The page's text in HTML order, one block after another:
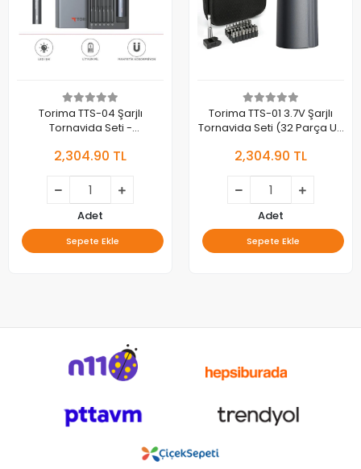
Torima TTS-04 Şarjlı
Tornavida Seti -
Elektronik Tamir Kiti
2,304.90 TL
Adet
Sepete Ekle
Torima TTS-01 3.7V Şarjlı
Tornavida Seti (32 Parça Uç
2,304.90 TL
Adet
Sepete Ekle